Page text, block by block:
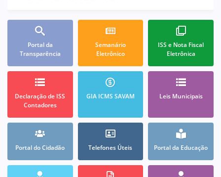
Portal da
Transparência
Semanário
Eletrônico
ISS e Nota Fiscal
Eletrônica
Declaração de ISS
Contadores
GIA ICMS SAVAM Leis Municipais
Portal do Cidadão Telefones Úteis Portal da Educação